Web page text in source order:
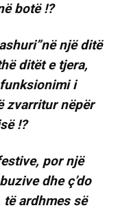
botë !?
një ditë
ditët e tjera,
i
zvarritur nëpër
!?
por një
dhe ç’do
ardhmes së